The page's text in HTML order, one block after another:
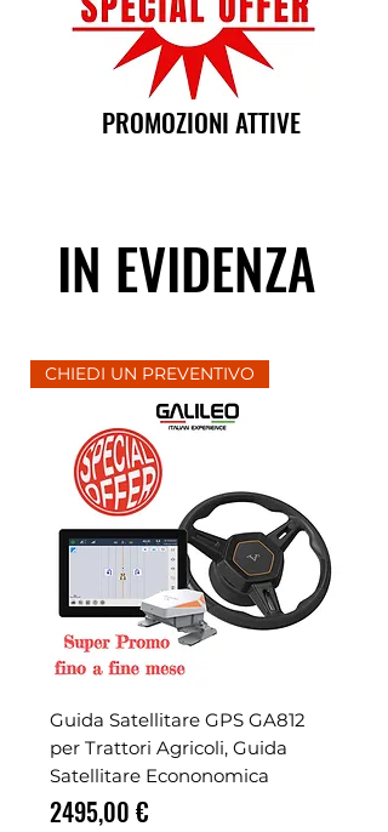
PROMOZIONI ATTIVE
IN EVIDENZA
CHIEDI UN PREVENTIVO
Guida Satellitare GPS GA812
per Trattori Agricoli, Guida
Satellitare Econonomica
Prezzo
2495,00 €